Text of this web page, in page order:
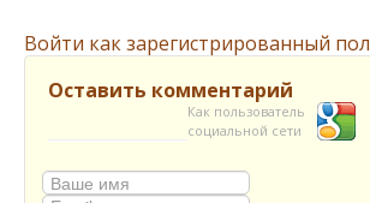
Войти как зарегистрированный
Оставить комментарий
Как пользователь
социальной сети